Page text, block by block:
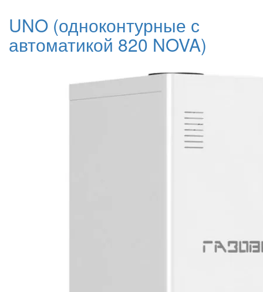
UNO (одноконтурные с
автоматикой 820 NOVA)